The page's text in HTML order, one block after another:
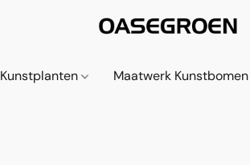
Kunstplanten Maatwerk